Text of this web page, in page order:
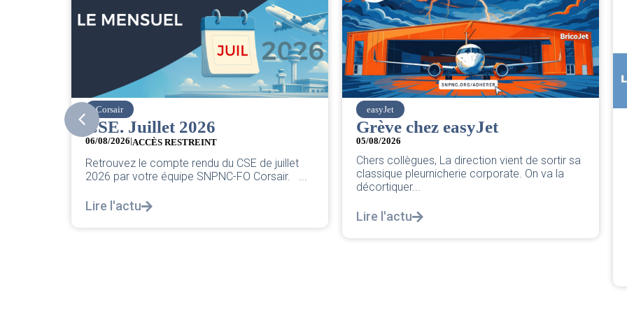
easyJet
Grève chez easyJet
05/08/2026
Chers collègues, La direction vient de sortir sa
classique pleurnicherie corporate. On va la
décortiquer...
Lire l'actu
SNPNC
CER/CRPN : L’intersyndicale
PNC/Pilotes unie exige une
réponse législative
04/08/2026|CRPN
L’intersyndicale PNC/Pilotes unie exige une
réponse législative Courrier Intersyndical : Lire